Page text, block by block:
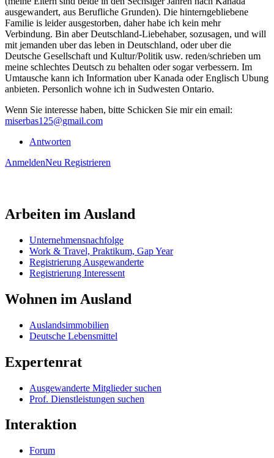
ausgewandert, aus Berufliche Grunden). Die hinterngebliebene
Familie is leider ausgestorben, daher habe ich kein mehr
Verbindung. Bin aber Deutschland-Liebehaber, sozusagen, und will
mit jemanden uber das leben in Deutschland, oder uber die
Deutsche Gesellschaft und Kultur/Politik usw. reden/schrieben um
meine schlechtes Deutsch zu behalten oder sogar verbessern. Im
Umtausche kann ich Information uber Kanada oder Englisch Ubung
anbieten. Personlich wohne ich in Sudwesten Ontario.
Wenn Sie interesse haben, bitte Schicken Sie mir ein email:
miserbas125@gmail.com
Antworten
AnmeldenNeu Registrieren
Arbeiten im Ausland
Unternehmensnachfolge
Work & Travel, Praktikum, Gap Year
Registrierung Ausgewanderte
Registrierung Interessent
Wohnen im Ausland
Auslandsimmobilien
Deutsche Lebensmittel
Expertenrat
Ausgewanderte Mitglieder suchen
Prof. Dienstleistungen suchen
Interaktion
Forum